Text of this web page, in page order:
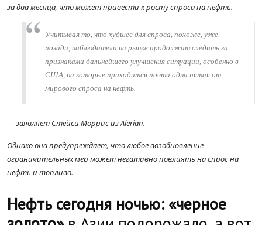
за два месяца, что может привести к росту спроса на нефть.
Учитывая то, что худшее для спроса, похоже, уже
позади, наблюдатели на рынке продолжат следить за
признаками дальнейшего улучшения ситуации, особенно в
США, на которые приходится почти одна пятая от
мирового спроса на нефть.
— заявляет Стейси Моррис из Alerian.
Однако она предупреждает, что любое возобновление
ограничительных мер может негативно повлиять на спрос на
нефть и топливо.
Нефть сегодня ночью: «черное